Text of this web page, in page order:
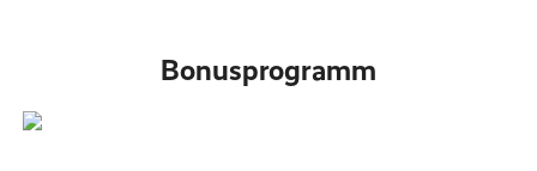
Bonusprogramm